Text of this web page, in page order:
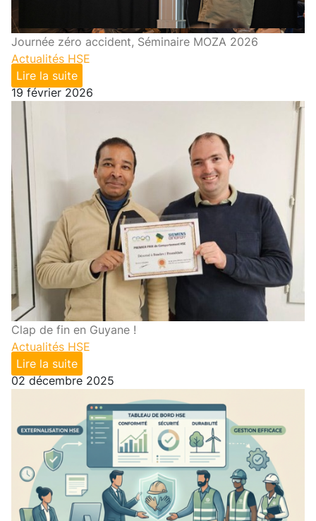
Journée zéro accident, Séminaire MOZA 2026
Actualités HSE
Lire la suite
19 février 2026
Clap de fin en Guyane !
Actualités HSE
Lire la suite
02 décembre 2025